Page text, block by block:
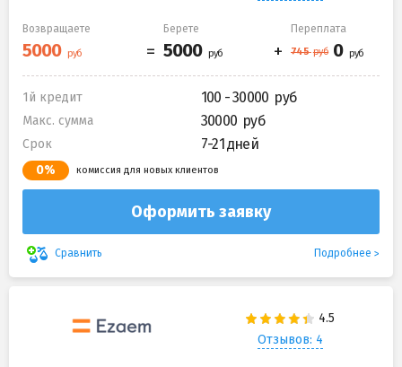
Возвращаете Берете Переплата
1й кредит 100 - 30000
Макс. сумма 30000
Срок 7-21 дней
0% комиссия для новых клиентов
Оформить заявку
Сравнить Подробнее
Отзывов: 4